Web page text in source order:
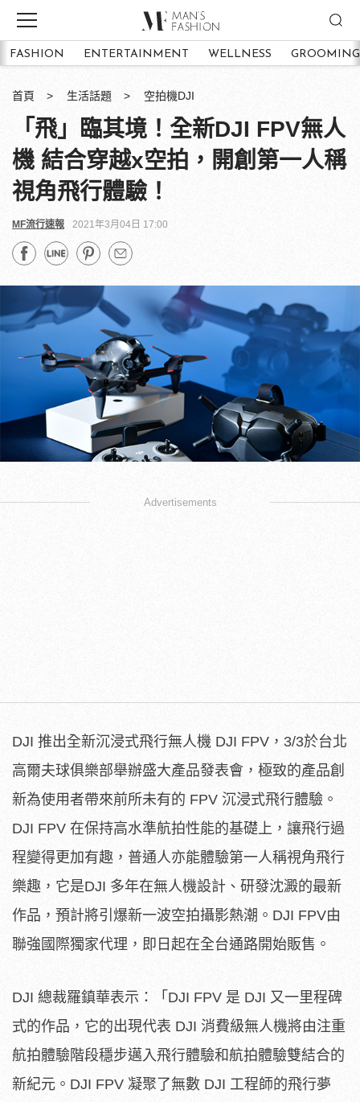
FASHION ENTERTAINMENT WELLNESS GROOMING
首頁 生活話題 空拍機DJI
「飛」臨其境！全新DJI FPV無人
機 結合穿越x空拍，開創第一人稱
視角飛行體驗！
MF流行速報 2021年3月04日 17:00
Advertisements
DJI 推出全新沉浸式飛行無人機 DJI FPV，3/3於台北
高爾夫球俱樂部舉辦盛大產品發表會，極致的產品創
新為使用者帶來前所未有的 FPV 沉浸式飛行體驗。
DJI FPV 在保持高水準航拍性能的基礎上，讓飛行過
程變得更加有趣，普通人亦能體驗第一人稱視角飛行
樂趣，它是DJI 多年在無人機設計、研發沈澱的最新
作品，預計將引爆新一波空拍攝影熱潮。DJI FPV由
聯強國際獨家代理，即日起在全台通路開始販售。
DJI 總裁羅鎮華表示：「DJI FPV 是 DJI 又一里程碑
式的作品，它的出現代表 DJI 消費級無人機將由注重
航拍體驗階段穩步邁入飛行體驗和航拍體驗雙結合的
新紀元。DJI FPV 凝聚了無數 DJI 工程師的飛行夢